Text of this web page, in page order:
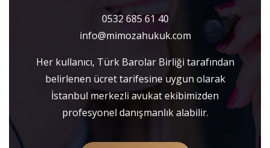
0532 685 61 40
info@mimozahukuk.com
Her kullanıcı, Türk Barolar Birliği tarafından
belirlenen ücret tarifesine uygun olarak
İstanbul merkezli avukat ekibimizden
profesyonel danışmanlık alabilir.